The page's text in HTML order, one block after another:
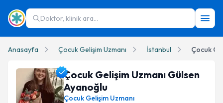
Doktor, klinik ara...
Anasayfa Çocuk Gelişim Uzmanı İstanbul Çocuk
Çocuk Gelişim Uzmanı Gülsen
Ayanoğlu
Çocuk Gelişim Uzmanı